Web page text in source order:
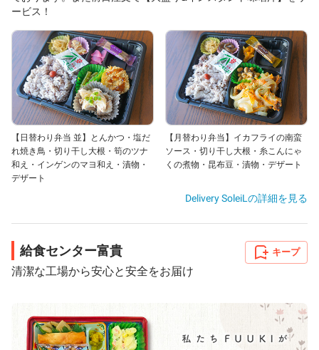
ービス！
【日替わり弁当 並】とんかつ・塩だ
れ焼き鳥・切り干し大根・筍のツナ
和え・インゲンのマヨ和え・漬物・
デザート
【月替わり弁当】イカフライの南蛮
ソース・切り干し大根・糸こんにゃ
くの煮物・昆布豆・漬物・デザート
Delivery SoleiLの詳細を見る
給食センター富貴
清潔な工場から安心と安全をお届け
キープ